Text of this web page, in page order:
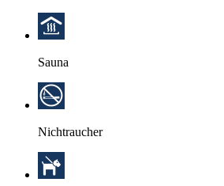
Sauna
Nichtraucher